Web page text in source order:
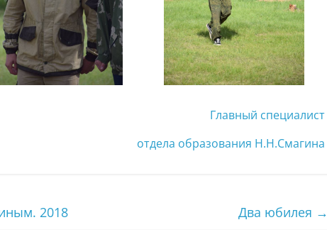
Главный специалист
отдела образования Н.Н.Смагина
2018 Два юбилея →